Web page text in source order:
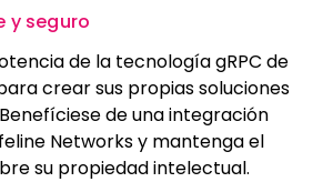
y seguro
de la tecnología gRPC de
crear sus propias soluciones
de una integración
Networks y mantenga el
su propiedad intelectual.